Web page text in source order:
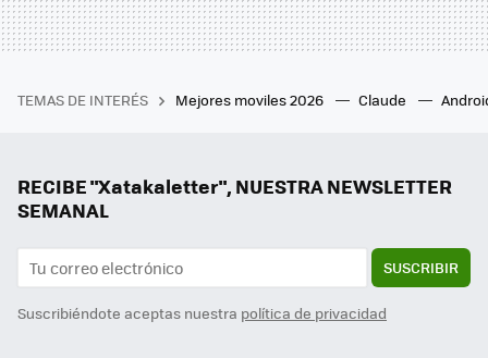
TEMAS DE INTERÉS Mejores moviles 2026 Claude
RECIBE "Xatakaletter", NUESTRA NEWSLETTER
SEMANAL
SUSCRIBIR
Suscribiéndote aceptas nuestra política de privacidad